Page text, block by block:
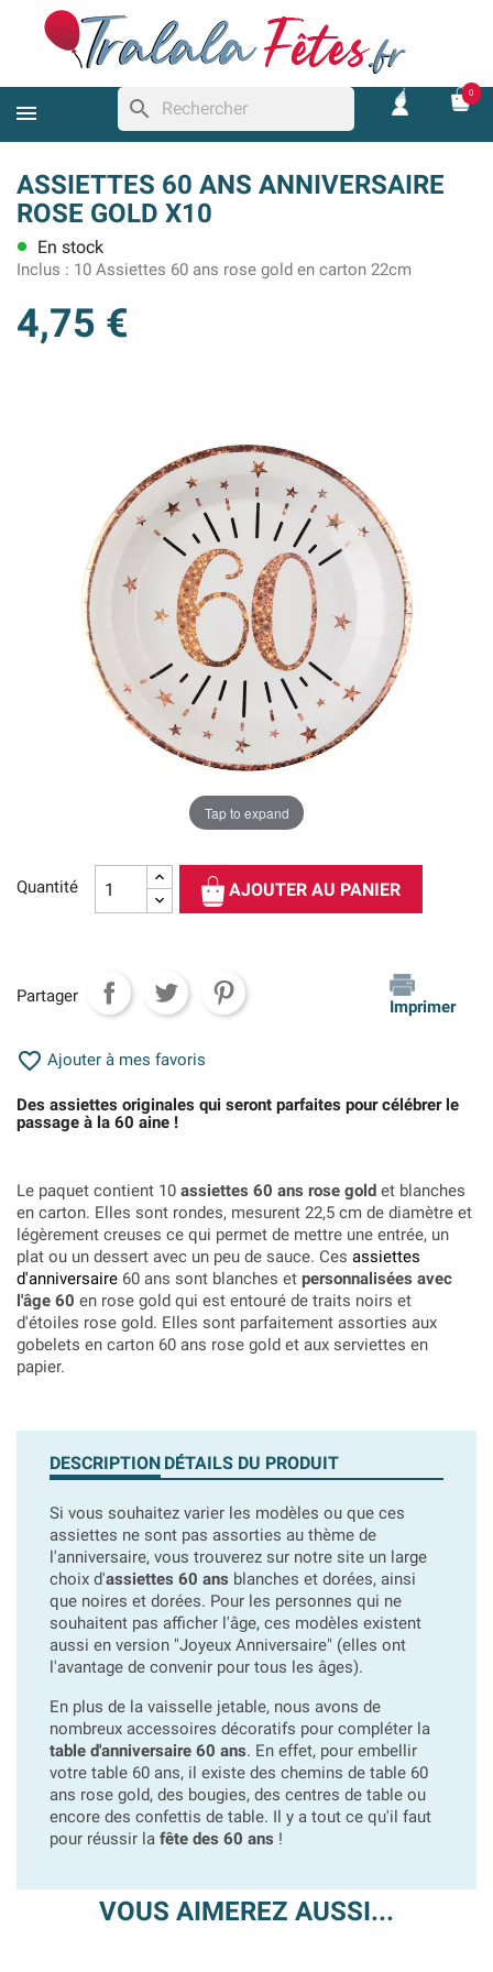
search
0
ASSIETTES 60 ANS ANNIVERSAIRE
ROSE GOLD X10
lens En stock
Inclus : 10 Assiettes 60 ans rose gold en carton 22cm
4,75 €
Tap to expand
Quantité AJOUTER AU PANIER
Partager
Imprimer
 Ajouter à mes favoris
Des assiettes originales qui seront parfaites pour célébrer le
passage à la 60 aine !
Le paquet contient 10 assiettes 60 ans rose gold et blanches
en carton. Elles sont rondes, mesurent 22,5 cm de diamètre et
légèrement creuses ce qui permet de mettre une entrée, un
plat ou un dessert avec un peu de sauce. Ces assiettes
d'anniversaire 60 ans sont blanches et personnalisées avec
l'âge 60 en rose gold qui est entouré de traits noirs et
d'étoiles rose gold. Elles sont parfaitement assorties aux
gobelets en carton 60 ans rose gold et aux serviettes en
papier.
DESCRIPTION DÉTAILS DU PRODUIT
Si vous souhaitez varier les modèles ou que ces
assiettes ne sont pas assorties au thème de
l'anniversaire, vous trouverez sur notre site un large
choix d'assiettes 60 ans blanches et dorées, ainsi
que noires et dorées. Pour les personnes qui ne
souhaitent pas afficher l'âge, ces modèles existent
aussi en version "Joyeux Anniversaire" (elles ont
l'avantage de convenir pour tous les âges).
En plus de la vaisselle jetable, nous avons de
nombreux accessoires décoratifs pour compléter la
table d'anniversaire 60 ans. En effet, pour embellir
votre table 60 ans, il existe des chemins de table 60
ans rose gold, des bougies, des centres de table ou
encore des confettis de table. Il y a tout ce qu'il faut
pour réussir la fête des 60 ans !
VOUS AIMEREZ AUSSI...